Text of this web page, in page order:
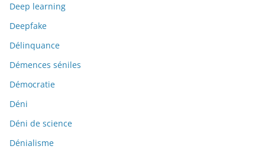
Deep learning
Deepfake
Délinquance
Démences séniles
Démocratie
Déni
Déni de science
Dénialisme